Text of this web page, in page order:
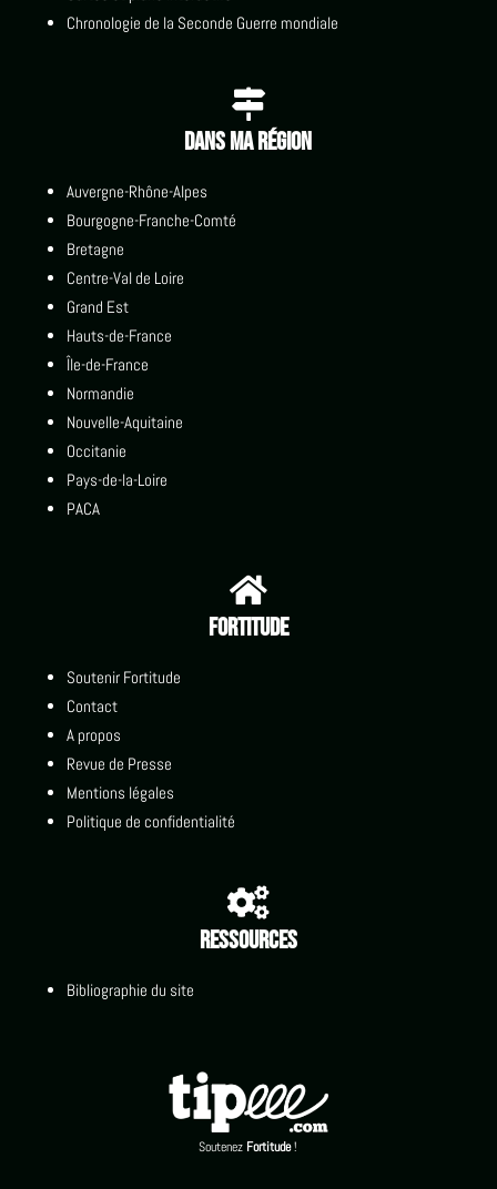
Chronologie de la Seconde Guerre mondiale

Dans ma région
Auvergne-Rhône-Alpes
Bourgogne-Franche-Comté
Bretagne
Centre-Val de Loire
Grand Est
Hauts-de-France
Île-de-France
Normandie
Nouvelle-Aquitaine
Occitanie
Pays-de-la-Loire
PACA

Fortitude
Soutenir Fortitude
Contact
A propos
Revue de Presse
Mentions légales
Politique de confidentialité

Ressources
Bibliographie du site
Soutenez Fortitude!